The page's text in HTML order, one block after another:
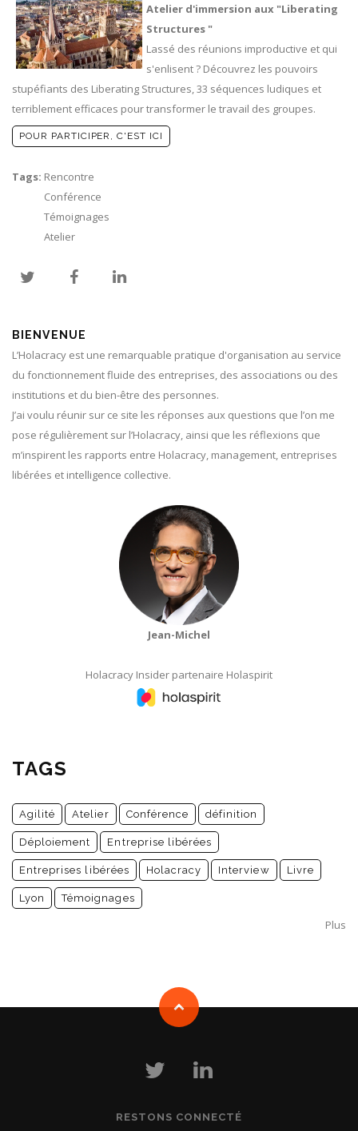
Atelier d'immersion aux "Liberating
Structures "
Lassé des réunions improductive et qui
s'enlisent ? Découvrez les pouvoirs
stupéfiants des Liberating Structures, 33 séquences ludiques et
terriblement efficaces pour transformer le travail des groupes.
POUR PARTICIPER, C'EST ICI
Tags: Rencontre
Conférence
Témoignages
Atelier
BIENVENUE
L’Holacracy est une remarquable pratique d'organisation au service
du fonctionnement fluide des entreprises, des associations ou des
institutions et du bien-être des personnes.
J’ai voulu réunir sur ce site les réponses aux questions que l’on me
pose régulièrement sur l’Holacracy, ainsi que les réflexions que
m’inspirent les rapports entre Holacracy, management, entreprises
libérées et intelligence collective.
Jean-Michel
Holacracy Insider partenaire Holaspirit
TAGS
Agilité Atelier Conférence définition
Déploiement Entreprise libérées
Entreprises libérées Holacracy Interview Livre
Lyon Témoignages
Plus
RESTONS CONNECTÉ